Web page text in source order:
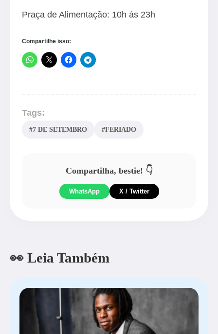
Praça de Alimentação: 10h às 23h
Compartilhe isso:
Tags:
#7 DE SETEMBRO #FERIADO
Compartilha, bestie! 👇
WhatsApp X / Twitter
👀 Leia Também